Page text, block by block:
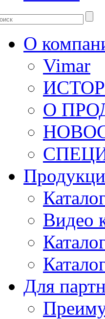
О
Vimar
О
Видео
Для